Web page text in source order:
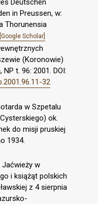
in Preussen, w:
Thorunensia
[Google Scholar]
(Koronowie)
t. 96: 2001. DOI:
32
w Szpetalu
ok.
do misji pruskiej
1934.
Jaćwieży w
i książąt polskich
z 4 sierpnia